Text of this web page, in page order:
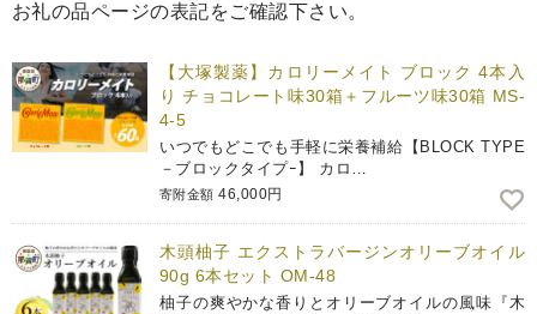
お礼の品ページの表記をご確認下さい。
【大塚製薬】カロリーメイト ブロック 4本入
り チョコレート味30箱＋フルーツ味30箱 MS-
4-5
いつでもどこでも手軽に栄養補給【BLOCK TYPE
－ブロックタイプｰ】 カロ…
寄附金額 46,000円
木頭柚子 エクストラバージンオリーブオイル
90g 6本セット OM-48
柚子の爽やかな香りとオリーブオイルの風味『木